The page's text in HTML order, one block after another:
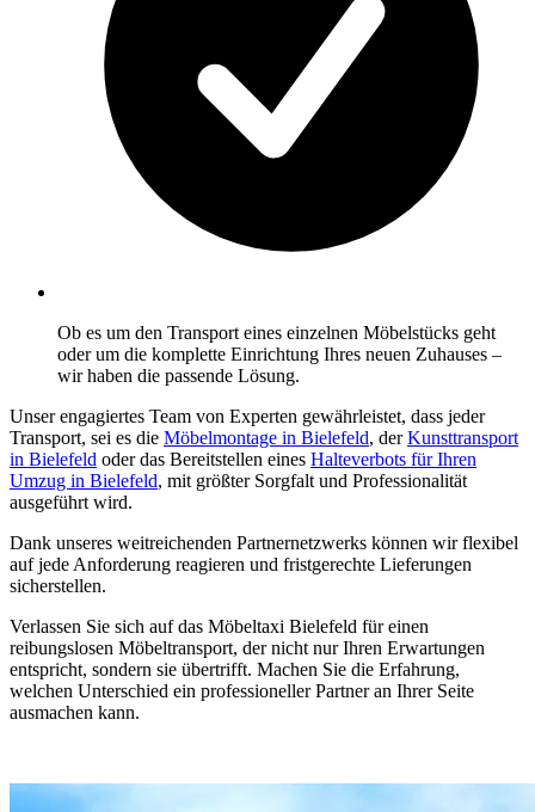
Ob es um den Transport eines einzelnen Möbelstücks geht
oder um die komplette Einrichtung Ihres neuen Zuhauses –
wir haben die passende Lösung.
Unser engagiertes Team von Experten gewährleistet, dass jeder
Transport, sei es die Möbelmontage in Bielefeld, derKunsttransport
in Bielefeld oder das Bereitstellen eines Halteverbots für Ihren
Umzug in Bielefeld, mit größter Sorgfalt und Professionalität
ausgeführt wird.
Dank unseres weitreichenden Partnernetzwerks können wir flexibel
auf jede Anforderung reagieren und fristgerechte Lieferungen
sicherstellen.
Verlassen Sie sich auf das Möbeltaxi Bielefeld für einen
reibungslosen Möbeltransport, der nicht nur Ihren Erwartungen
entspricht, sondern sie übertrifft. Machen Sie die Erfahrung,
welchen Unterschied ein professioneller Partner an Ihrer Seite
ausmachen kann.